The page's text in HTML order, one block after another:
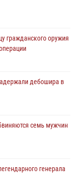
гражданского оружия
дебошира в
семь мужчин
генерала